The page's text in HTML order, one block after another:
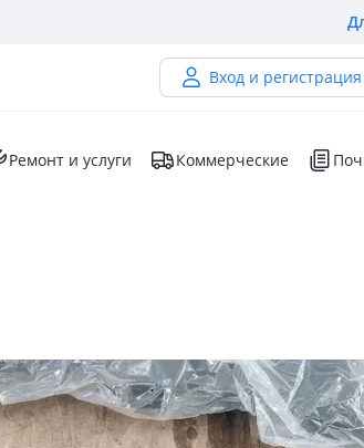
Вход и регистрация
Ремонт и услуги Коммерческие